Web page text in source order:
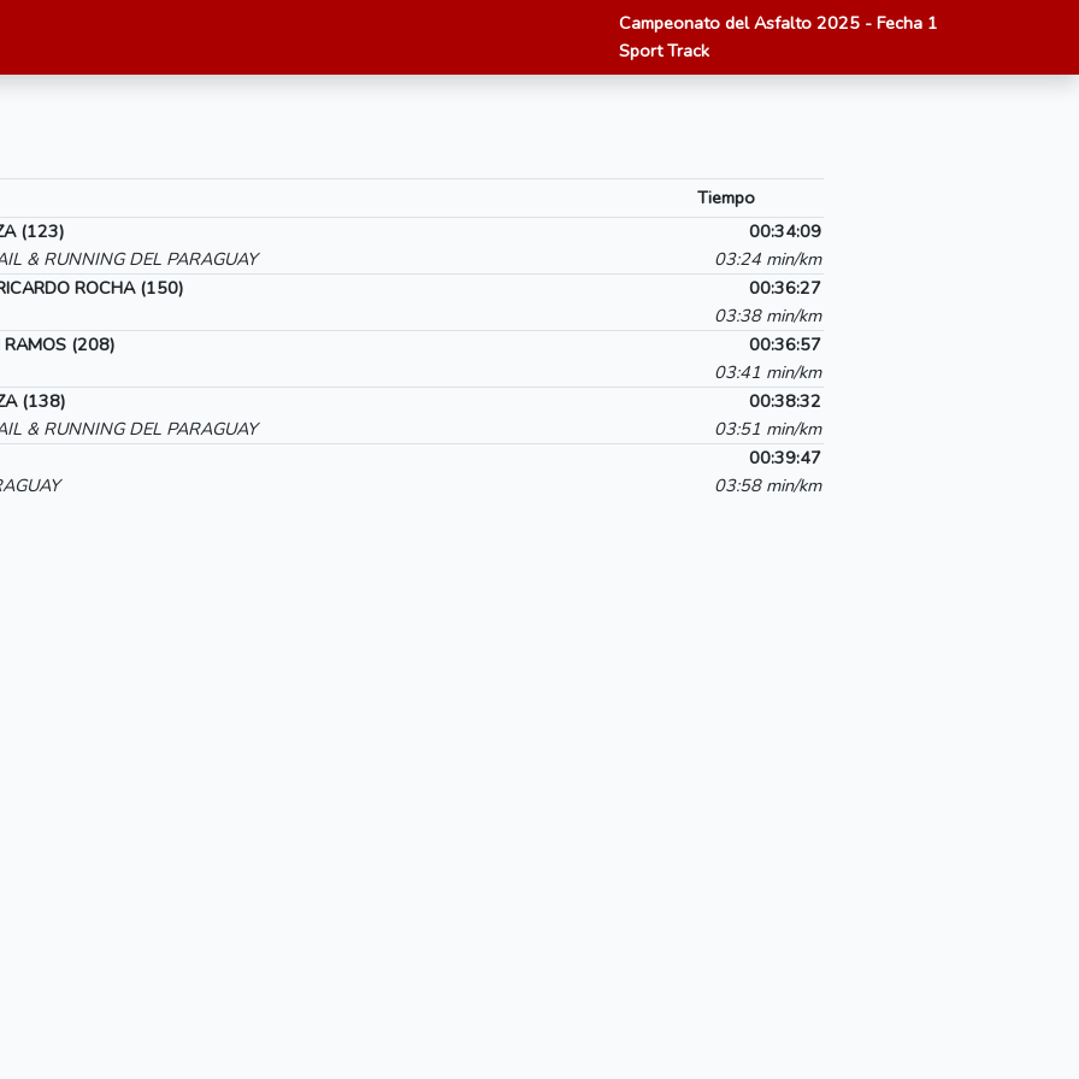
Campeonato del Asfalto 2025 - Fecha 1
Sport Track
Tiempo
(123)
& RUNNING DEL PARAGUAY
00:34:09
03:24 min/km
ROCHA (150)
00:36:27
03:38 min/km
RAMOS (208)
00:36:57
03:41 min/km
(138)
& RUNNING DEL PARAGUAY
00:38:32
03:51 min/km
00:39:47
03:58 min/km